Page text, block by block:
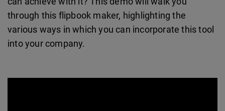
through this flipbook maker, highlighting the
various ways in which you can incorporate this tool
into your company.